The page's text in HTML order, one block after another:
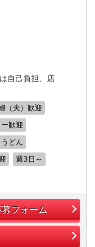
自己負担、店
（夫）歓迎
歓迎
どん
週3日～
フォーム